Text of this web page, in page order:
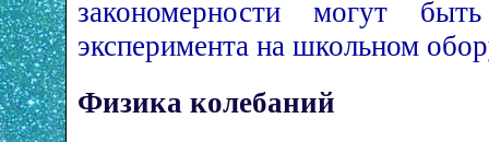
закономерности могут
эксперимента на школьном
Физика колебаний